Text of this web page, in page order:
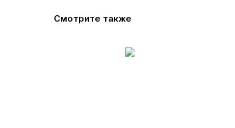
Смотрите также